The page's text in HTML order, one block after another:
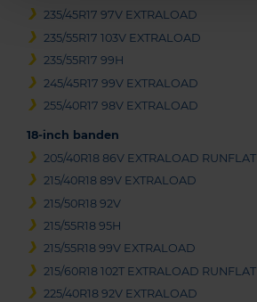
235/45R17 97V EXTRALOAD
235/55R17 103V EXTRALOAD
235/55R17 99H
245/45R17 99V EXTRALOAD
255/40R17 98V EXTRALOAD
18-inch banden
205/40R18 86V EXTRALOAD RUNFLAT
215/40R18 89V EXTRALOAD
215/50R18 92V
215/55R18 95H
215/55R18 99V EXTRALOAD
215/60R18 102T EXTRALOAD RUNFLAT
225/40R18 92V EXTRALOAD